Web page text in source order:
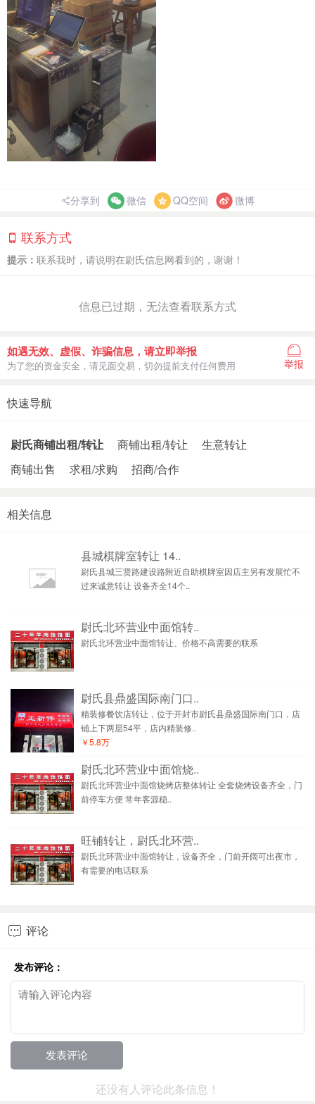
分享到 微信 QQ空间 微博
联系方式
提示： 联系我时，请说明在尉氏信息网看到的，谢谢！
信息已过期，无法查看联系方式
如遇无效、虚假、诈骗信息，请立即举报
为了您的资金安全，请见面交易，切勿提前支付任何费用 举报
快速导航
尉氏商铺出租/转让 商铺出租/转让
生意转让
商铺出售
求租/求购 招商/合作
相关信息
县城棋牌室转让 14..
尉氏县城三贤路建设路附近自助棋牌室因店主另有发展忙不
过来诚意转让 设备齐全14个..
尉氏北环营业中面馆转..
尉氏北环营业中面馆转让、价格不高需要的联系
尉氏县鼎盛国际南门口..
精装修餐饮店转让，位于开封市尉氏县鼎盛国际南门口，店
铺上下两层54平，店内精装修..
￥5.8万
尉氏北环营业中面馆烧..
尉氏北环营业中面馆烧烤店整体转让 全套烧烤设备齐全，门
前停车方便 常年客源稳..
旺铺转让，尉氏北环营..
尉氏北环营业中面馆转让，设备齐全，门前开阔可出夜市，
有需要的电话联系
 评论
发布评论：
还没有人评论此条信息！